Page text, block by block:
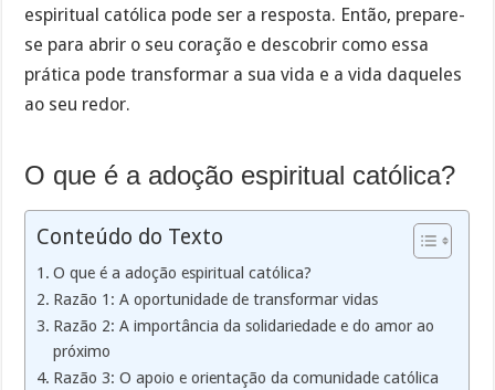
espiritual católica pode ser a resposta. Então, prepare-
se para abrir o seu coração e descobrir como essa
prática pode transformar a sua vida e a vida daqueles
ao seu redor.
O que é a adoção espiritual católica?
Conteúdo do Texto
O que é a adoção espiritual católica?
Razão 1: A oportunidade de transformar vidas
Razão 2: A importância da solidariedade e do amor ao
próximo
Razão 3: O apoio e orientação da comunidade católica